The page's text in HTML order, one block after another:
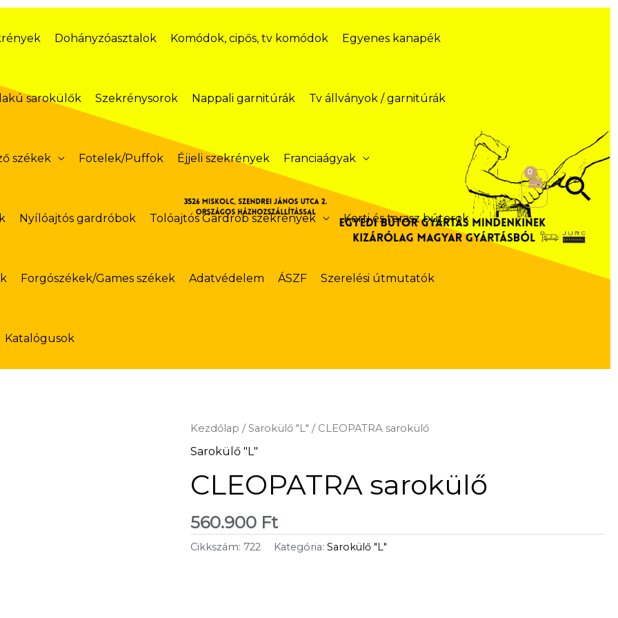
Dohányzóasztalok Komódok, cipős, tv komódok Egyenes kanapék
sarokülők Szekrénysorok Nappali garnitúrák Tv állványok / garnitúrák
székek Fotelek/Puffok Éjjeli szekrények Franciaágyak
Nyílóajtós gardróbok Tolóajtós Gardrób szekrények Kerti és terasz bútorok
Forgószékek/Games székek Adatvédelem ÁSZF Szerelési útmutatók
Katalógusok
Kezdőlap /Sarokülő "L" / CLEOPATRA sarokülő
Sarokülő "L"
CLEOPATRA sarokülő
560.900 Ft
Cikkszám: 722 Kategória:Sarokülő "L"